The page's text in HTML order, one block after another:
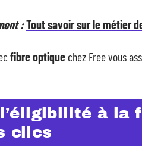
:Tout savoir sur le métier
fibre optique chez Free vous
à la
clics